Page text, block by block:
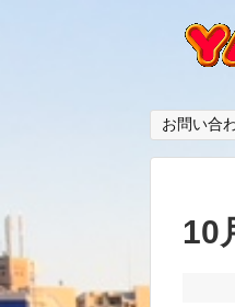
お問い合
10